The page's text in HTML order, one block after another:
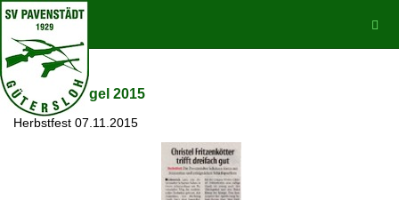
Pressespiegel 2015
Herbstfest 07.11.2015